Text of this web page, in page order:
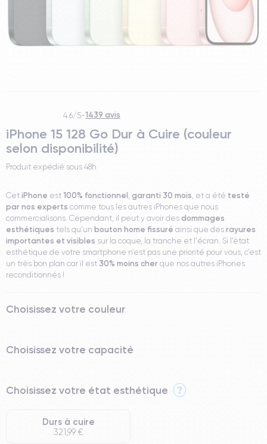
4.6/5-1439 avis
iPhone 15 128 Go Dur à Cuire (couleur
selon disponibilité)
Produit expédié sous 48h
Cet iPhone est 100% fonctionnel, garanti 30 mois, et a été testé
par nos experts comme tous les autres iPhones que nous
commercialisons. Cependant, il peut y avoir des dommages
esthétiques tels qu'un bouton home fissuré ainsi que des rayures
importantes et visibles sur la coque, la tranche et l'écran. Si l’état
esthétique de votre smartphone n’est pas une priorité pour vous, c’est
un très bon plan car il est 30% moins cher que nos autres iPhones
reconditionnés !
Choisissez votre couleur
Choisissez votre capacité
Choisissez votre état esthétique ?
Durs à cuire
321,99 €